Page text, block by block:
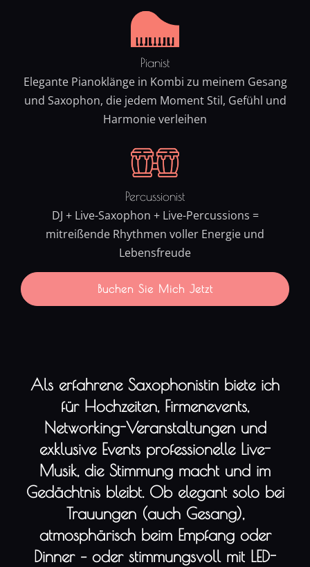
Pianist
Elegante Pianoklänge in Kombi zu meinem Gesang
und Saxophon, die jedem Moment Stil, Gefühl und
Harmonie verleihen
Percussionist
DJ + Live-Saxophon + Live-Percussions =
mitreißende Rhythmen voller Energie und
Lebensfreude
Buchen Sie Mich Jetzt
Als erfahrene Saxophonistin biete ich
für Hochzeiten, Firmenevents,
Networking-Veranstaltungen und
exklusive Events professionelle Live-
Musik, die Stimmung macht und im
Gedächtnis bleibt. Ob elegant solo bei
Trauungen (auch Gesang),
atmosphärisch beim Empfang oder
Dinner – oder stimmungsvoll mit LED-